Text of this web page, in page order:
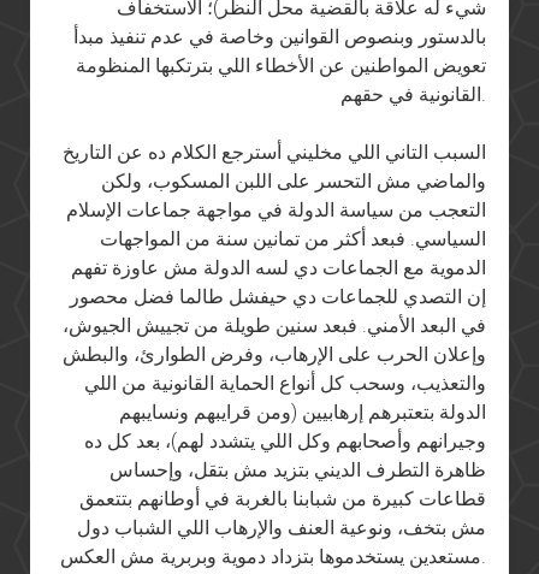
شيء له علاقة بالقضية محل النظر)؛ الاستخفاف
بالدستور وبنصوص القوانين وخاصة في عدم تنفيذ مبدأ
تعويض المواطنين عن الأخطاء اللي بترتكبها المنظومة
السبب التاني اللي مخليني أسترجع الكلام ده عن التاريخ
والماضي مش التحسر على اللبن المسكوب، ولكن
التعجب من سياسة الدولة في مواجهة جماعات الإسلام
السياسي. فبعد أكثر من تمانين سنة من المواجهات
الدموية مع الجماعات دي لسه الدولة مش عاوزة تفهم
إن التصدي للجماعات دي حيفشل طالما فضل محصور
في البعد الأمني. فبعد سنين طويلة من تجييش الجيوش،
وإعلان الحرب على الإرهاب، وفرض الطوارئ، والبطش
والتعذيب، وسحب كل أنواع الحماية القانونية من اللي
الدولة بتعتبرهم إرهابيين (ومن قرايبهم ونسايبهم
وجيرانهم وأصحابهم وكل اللي يتشدد لهم)، بعد كل ده
ظاهرة التطرف الديني بتزيد مش بتقل، وإحساس
قطاعات كبيرة من شبابنا بالغربة في أوطانهم بتتعمق
مش بتخف، ونوعية العنف والإرهاب اللي الشباب دول